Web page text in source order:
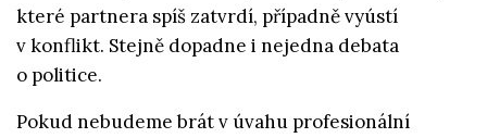
které partnera spíš zatvrdí, případně vyústí
v konflikt. Stejně dopadne i nejedna debata
o politice.
Pokud nebudeme brát v úvahu profesionální